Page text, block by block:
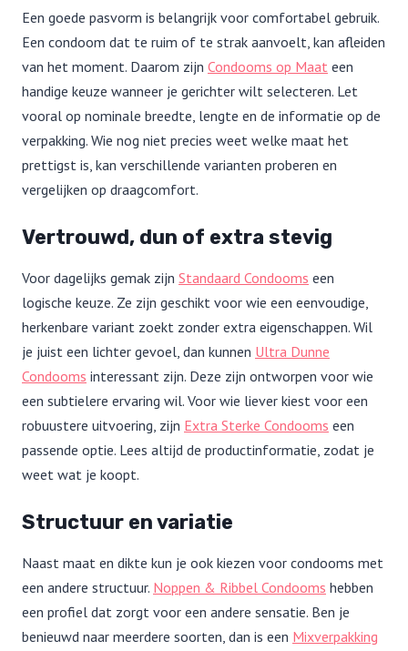
Een goede pasvorm is belangrijk voor comfortabel gebruik.
Een condoom dat te ruim of te strak aanvoelt, kan afleiden
van het moment. Daarom zijn Condooms op Maat een
handige keuze wanneer je gerichter wilt selecteren. Let
vooral op nominale breedte, lengte en de informatie op de
verpakking. Wie nog niet precies weet welke maat het
prettigst is, kan verschillende varianten proberen en
vergelijken op draagcomfort.
Vertrouwd, dun of extra stevig
Voor dagelijks gemak zijn Standaard Condooms een
logische keuze. Ze zijn geschikt voor wie een eenvoudige,
herkenbare variant zoekt zonder extra eigenschappen. Wil
je juist een lichter gevoel, dan kunnen Ultra Dunne
Condooms interessant zijn. Deze zijn ontworpen voor wie
een subtielere ervaring wil. Voor wie liever kiest voor een
robuustere uitvoering, zijn Extra Sterke Condooms een
passende optie. Lees altijd de productinformatie, zodat je
weet wat je koopt.
Structuur en variatie
Naast maat en dikte kun je ook kiezen voor condooms met
een andere structuur. Noppen & Ribbel Condooms hebben
een profiel dat zorgt voor een andere sensatie. Ben je
benieuwd naar meerdere soorten, dan is een Mixverpakking